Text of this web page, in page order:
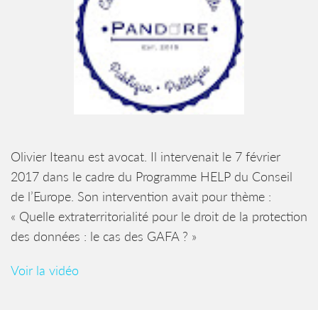
Olivier Iteanu est avocat. Il intervenait le 7 février
2017 dans le cadre du Programme HELP du Conseil
de l’Europe. Son intervention avait pour thème :
« Quelle extraterritorialité pour le droit de la protection
des données : le cas des GAFA ? »
Voir la vidéo